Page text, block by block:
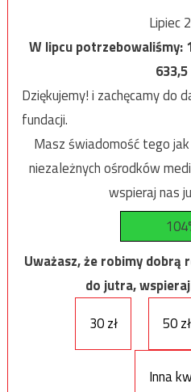
Lipiec
W lipcu potrzebowaliśmy:
633,5
Dziękujemy! i zachęcamy do
fundacji.
Masz świadomość tego
niezależnych ośrodków
wspieraj nas
Uważasz, że robimy dobrą
do jutra,
30 zł
50 zł
Inna